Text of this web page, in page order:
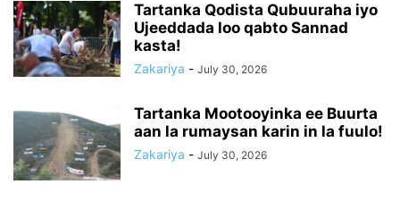
Tartanka Qodista Qubuuraha iyo
Ujeeddada loo qabto Sannad
kasta!
Zakariya - July 30, 2026
Tartanka Mootooyinka ee Buurta
aan la rumaysan karin in la fuulo!
Zakariya - July 30, 2026